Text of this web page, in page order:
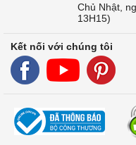
Chủ Nhật,
13H15)
Kết nối với chúng tôi